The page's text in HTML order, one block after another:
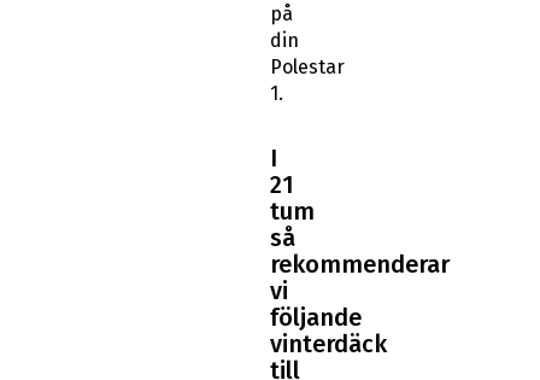
på
din
Polestar
1.
I
21
tum
så
rekommenderar
vi
följande
vinterdäck
till